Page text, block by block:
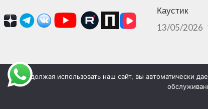
Каустик
13/05/2026
Заполняя любые формы на сайте, вы автоматически
Продолжая использовать наш сайт, вы автоматически